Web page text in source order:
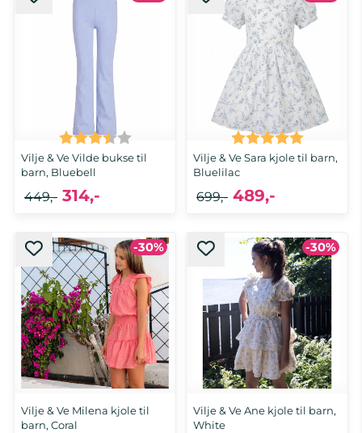
Vilje & Ve Vilde bukse til
barn, Bluebell
314,-
449,-
Karakter: 3.5 av 5 mulige
Vilje & Ve Sara kjole til barn,
Bluelilac
489,-
699,-
Karakter: 5.0 av 5
-30%
Vilje & Ve Milena kjole til
barn, Coral
-30%
Vilje & Ve Ane kjole til barn,
White